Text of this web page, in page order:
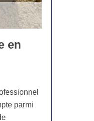
en
parmi